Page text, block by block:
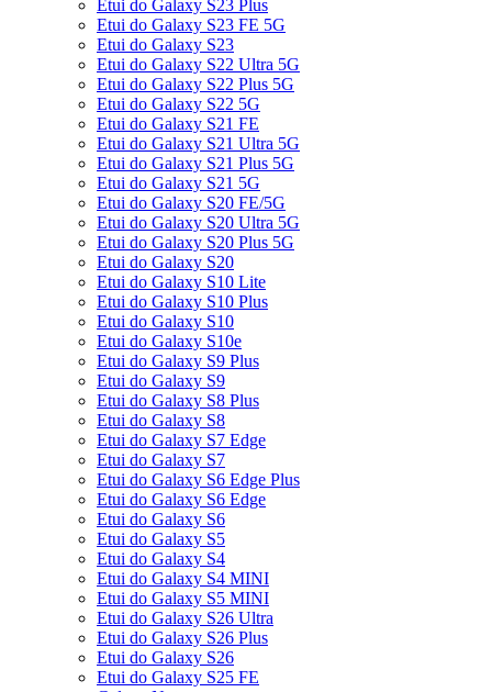
Etui do Galaxy S23 Plus
Etui do Galaxy S23 FE 5G
Etui do Galaxy S23
Etui do Galaxy S22 Ultra 5G
Etui do Galaxy S22 Plus 5G
Etui do Galaxy S22 5G
Etui do Galaxy S21 FE
Etui do Galaxy S21 Ultra 5G
Etui do Galaxy S21 Plus 5G
Etui do Galaxy S21 5G
Etui do Galaxy S20 FE/5G
Etui do Galaxy S20 Ultra 5G
Etui do Galaxy S20 Plus 5G
Etui do Galaxy S20
Etui do Galaxy S10 Lite
Etui do Galaxy S10 Plus
Etui do Galaxy S10
Etui do Galaxy S10e
Etui do Galaxy S9 Plus
Etui do Galaxy S9
Etui do Galaxy S8 Plus
Etui do Galaxy S8
Etui do Galaxy S7 Edge
Etui do Galaxy S7
Etui do Galaxy S6 Edge Plus
Etui do Galaxy S6 Edge
Etui do Galaxy S6
Etui do Galaxy S5
Etui do Galaxy S4
Etui do Galaxy S4 MINI
Etui do Galaxy S5 MINI
Etui do Galaxy S26 Ultra
Etui do Galaxy S26 Plus
Etui do Galaxy S26
Etui do Galaxy S25 FE